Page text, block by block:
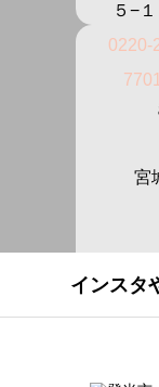
５−１
0220-
7701
宮
インスタ